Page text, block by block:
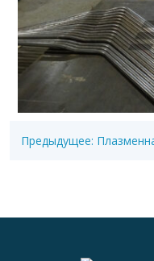
Предыдущее: